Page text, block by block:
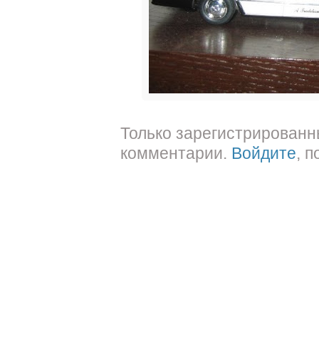
Только
комментарии. Войдите,